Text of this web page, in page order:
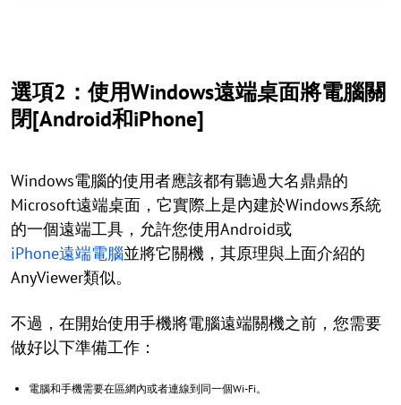
選項2：使用Windows遠端桌面將電腦關
閉[Android和iPhone]
Windows電腦的使用者應該都有聽過大名鼎鼎的
Microsoft遠端桌面，它實際上是內建於Windows系統
的一個遠端工具，允許您使用Android或
iPhone遠端電腦並將它關機，其原理與上面介紹的
AnyViewer類似。
不過，在開始使用手機將電腦遠端關機之前，您需要
做好以下準備工作：
電腦和手機需要在區網內或者連線到同一個Wi-Fi。